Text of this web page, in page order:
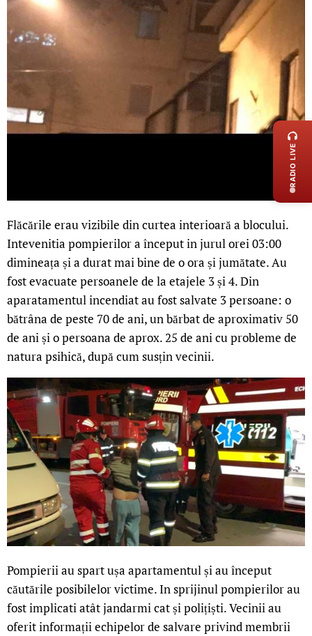
Flăcările erau vizibile din curtea interioară a blocului.
Intevenitia pompierilor a început in jurul orei 03:00
dimineața și a durat mai bine de o ora și jumătate. Au
fost evacuate persoanele de la etajele 3 și 4. Din
aparatamentul incendiat au fost salvate 3 persoane: o
bătrâna de peste 70 de ani, un bărbat de aproximativ 50
de ani și o persoana de aprox. 25 de ani cu probleme de
natura psihică, după cum susțin vecinii.
Pompierii au spart ușa apartamentul și au început
căutările posibilelor victime. In sprijinul pompierilor au
fost implicati atât jandarmi cat și polițiști. Vecinii au
oferit informații echipelor de salvare privind membrii
RADIO LIVE